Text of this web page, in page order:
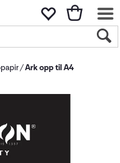
Ark opp til A4